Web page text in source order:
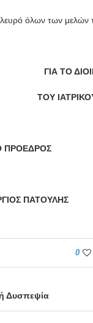
όλων των μελών
ΓΙΑ ΤΟ
ΤΟΥ
ΠΡΟΕΔΡΟΣ
0
Δυσπεψία